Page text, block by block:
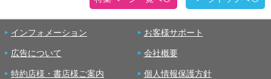
インフォメーション お客様サポート
広告について 会社概要
特約店様・書店様ご案内 個人情報保護方針